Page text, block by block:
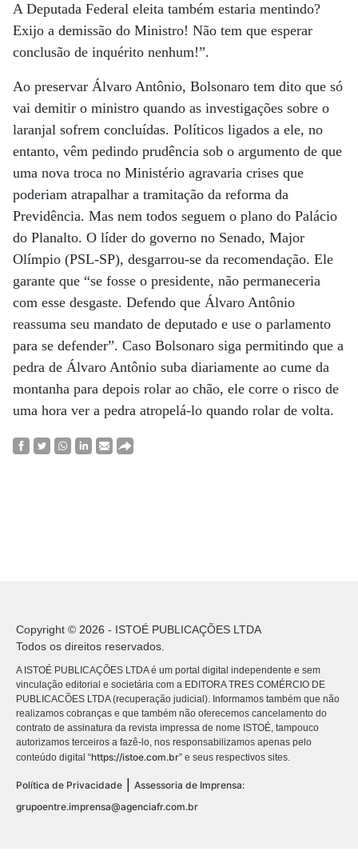
A Deputada Federal eleita também estaria mentindo?
Exijo a demissão do Ministro! Não tem que esperar
conclusão de inquérito nenhum!”.
Ao preservar Álvaro Antônio, Bolsonaro tem dito que só
vai demitir o ministro quando as investigações sobre o
laranjal sofrem concluídas. Políticos ligados a ele, no
entanto, vêm pedindo prudência sob o argumento de que
uma nova troca no Ministério agravaria crises que
poderiam atrapalhar a tramitação da reforma da
Previdência. Mas nem todos seguem o plano do Palácio
do Planalto. O líder do governo no Senado, Major
Olímpio (PSL-SP), desgarrou-se da recomendação. Ele
garante que “se fosse o presidente, não permaneceria
com esse desgaste. Defendo que Álvaro Antônio
reassuma seu mandato de deputado e use o parlamento
para se defender”. Caso Bolsonaro siga permitindo que a
pedra de Álvaro Antônio suba diariamente ao cume da
montanha para depois rolar ao chão, ele corre o risco de
uma hora ver a pedra atropelá-lo quando rolar de volta.
Copyright © 2026 - ISTOÉ PUBLICAÇÕES LTDA
Todos os direitos reservados.
A ISTOÉ PUBLICAÇÕES LTDA é um portal digital independente e sem
vinculação editorial e societária com a EDITORA TRES COMÉRCIO DE
PUBLICACÕES LTDA (recuperação judicial). Informamos também que não
realizamos cobranças e que também não oferecemos cancelamento do
contrato de assinatura da revista impressa de nome ISTOÉ, tampouco
autorizamos terceiros a fazê-lo, nos responsabilizamos apenas pelo
conteúdo digital “https://istoe.com.br” e seus respectivos sites.
Política de Privacidade
Assessoria de Imprensa:
grupoentre.imprensa@agenciafr.com.br